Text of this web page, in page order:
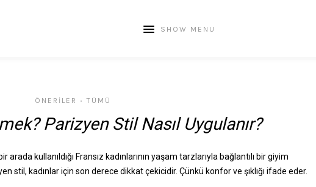
SHOW MENU
ÖNERILER • TÜMÜ
Parizyen Stil Nasıl Uygulanır?
kullanıldığı Fransız kadınlarının yaşam tarzlarıyla bağlantılı bir giyim
stil, kadınlar için son derece dikkat çekicidir. Çünkü konfor ve şıklığı ifade eder.